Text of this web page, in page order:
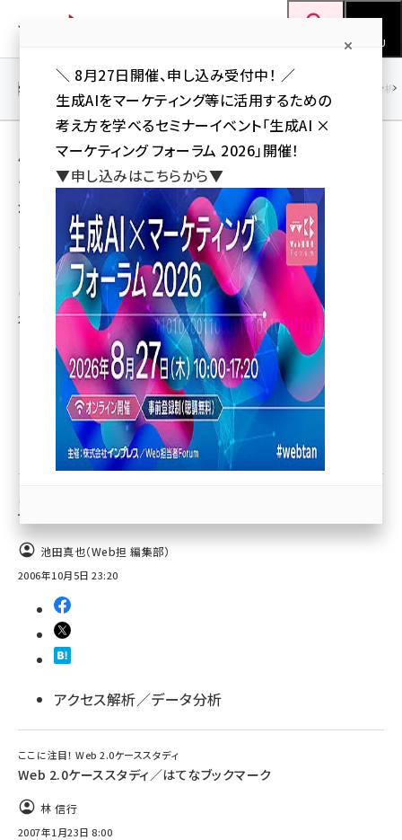
ン
MENU
seo (3538)
ai (2820)
youtube (2444)
note (2322)
セミナー (2315)
z世代 (1629)
meo (1281)
llmo (1167)
SEO アクセス解析／データ分析
用語「ソーシャルブックマーク」 が使われてい
る記事の一覧
全 27 記事中 1 ～ 27 を表示中
ネットエイジ、ブックマークや投稿ニュースな
どを統合したポータルサイト「Saaf」を開始
池田真也（Web担 編集部）
2006年8月14日 14:43
その他
はてな、被ブックマーク数を画像表示する「は
てなブックマークカウンター」公開
池田真也（Web担 編集部）
2006年10月5日 23:20
アクセス解析／データ分析
ここに注目！ Web 2.0ケーススタディ
Web 2.0ケーススタディ／はてなブックマーク
林 信行
2007年1月23日 8:00
＼ 8月27日開催、申し込み受付中！ ／
生成AIをマーケティング等に活用するための
考え方を学べるセミナーイベント「生成AI ×
マーケティング フォーラム 2026」開催！
▼申し込みはこちらから▼